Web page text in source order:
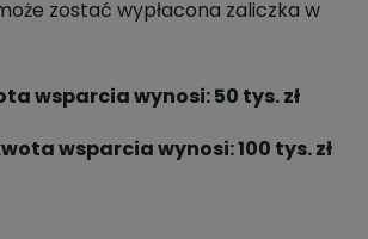
zostać wypłacona zaliczka w
wsparcia wynosi: 50 tys. zł
wsparcia wynosi: 100 tys. zł